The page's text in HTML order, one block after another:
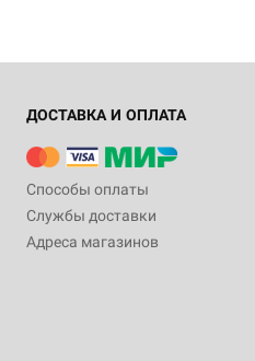
ДОСТАВКА И ОПЛАТА
Способы оплаты
Службы доставки
Адреса магазинов